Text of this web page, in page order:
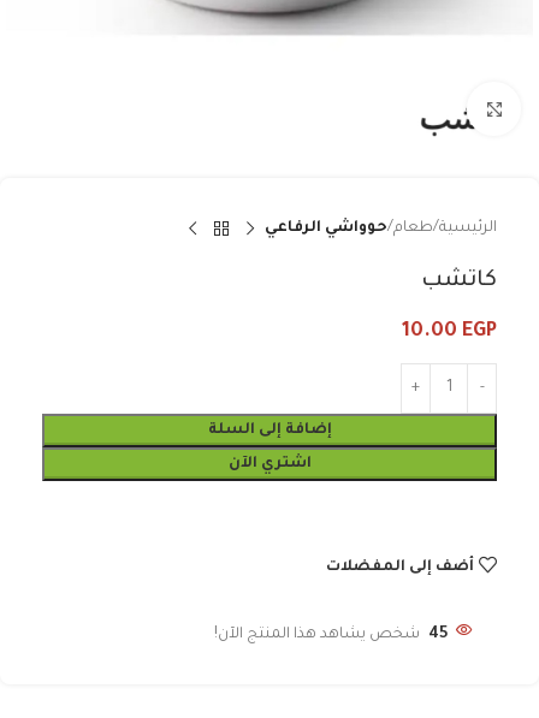
Click to enlarge
الرئيسية طعام حوواشي الرفاعي
كاتشب
10.00 EGP
إضافة إلى السلة
اشتري الآن
أضف إلى المفضلات
45 شخص يشاهد هذا المنتج الآن!